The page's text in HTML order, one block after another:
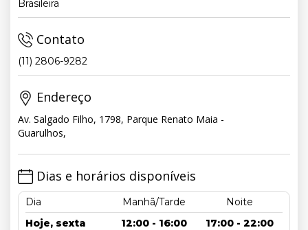
Brasileira
Contato
(11) 2806-9282
Endereço
Av. Salgado Filho, 1798, Parque Renato Maia -
Guarulhos,
Dias e horários disponíveis
Dia Manhã/Tarde
Noite
Hoje, sexta
12:00 - 16:00
17:00 - 22:00